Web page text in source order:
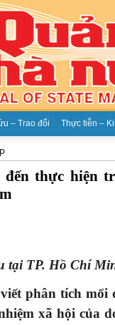
– Trao đổi Thực tiễn –
thực hiện
tại TP. Hồ Chí
viếtphân tích mối
xã hội của